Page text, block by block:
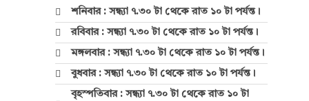
শনিবার : সন্ধ্যা ৭.৩০ টা থেকে রাত ১০ টা পর্যন্ত।
রবিবার : সন্ধ্যা ৭.৩০ টা থেকে রাত ১০ টা পর্যন্ত।
মঙ্গলবার : সন্ধ্যা ৭.৩০ টা থেকে রাত ১০ টা পর্যন্ত।
বুধবার : সন্ধ্যা ৭.৩০ টা থেকে রাত ১০ টা পর্যন্ত।
বৃহস্পতিবার : সন্ধ্যা ৭.৩০ টা থেকে রাত ১০ টা